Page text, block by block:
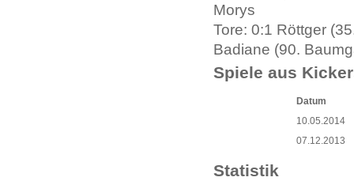
Morys
Tore: 0:1 Röttger
Badiane (90.
Spiele aus
Datum
10.05.2014
07.12.2013
Statistik